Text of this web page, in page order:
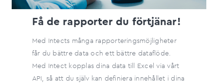
Få de rapporter du förtjänar!
Med Intects många rapporteringsmöjligheter
får du bättre data och ett bättre dataflöde.
Med Intect kopplas dina data till Excel via vårt
API, så att du själv kan definiera innehållet i dina